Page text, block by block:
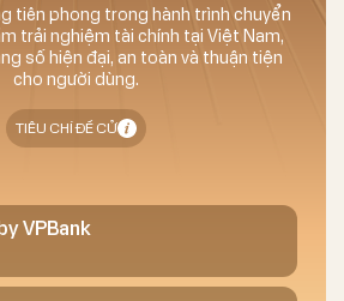
tiên phong trong hành trình chuyển
trải nghiệm tài chính tại Việt Nam,
số hiện đại, an toàn và thuận tiện
cho người dùng.
TIÊU CHÍ ĐỀ CỬ
VPBank